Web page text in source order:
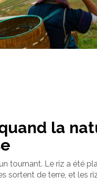
quand la
tournant. Le riz a été
sortent de terre, et les